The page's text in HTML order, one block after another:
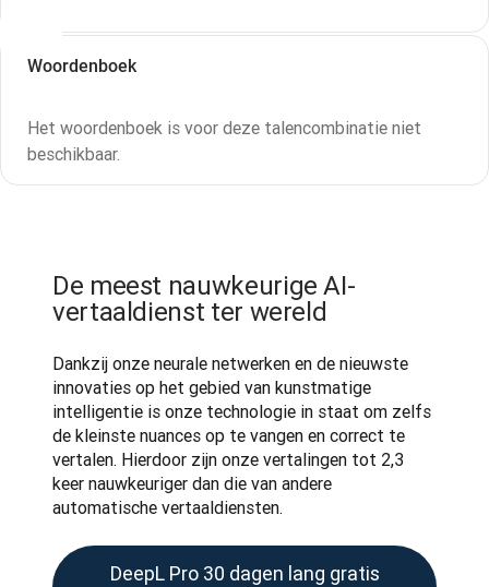
Woordenboek
Het woordenboek is voor deze talencombinatie niet
beschikbaar.
De meest nauwkeurige AI-
vertaaldienst ter wereld
Dankzij onze neurale netwerken en de nieuwste
innovaties op het gebied van kunstmatige
intelligentie is onze technologie in staat om zelfs
de kleinste nuances op te vangen en correct te
vertalen. Hierdoor zijn onze vertalingen tot 2,3
keer nauwkeuriger dan die van andere
automatische vertaaldiensten.
DeepL Pro 30 dagen lang gratis